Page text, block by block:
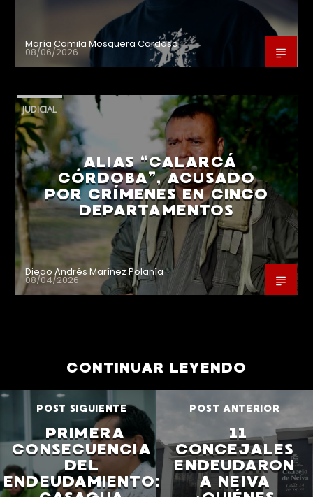
María Camila Mosquera Cardoso
08/06/2026
JUDICIAL
ALIAS “CALARCÁ
CÓRDOBA”, ACUSADO
POR CRÍMENES EN CINCO
DEPARTAMENTOS
Diego Andrés Marínez Polanía
08/04/2026
CONTINUAR LEYENDO
POST SIGUIENTE
PRIMERA
CONSECUENCIA
DEL
ENDEUDAMIENTO:
POST ANTERIOR
11
CONCEJALES
ENDEUDARON
A NEIVA